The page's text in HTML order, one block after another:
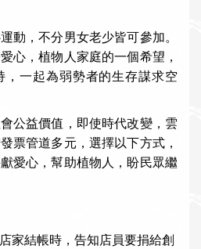
動，不分男女老少皆可參加。
心，植物人家庭的一個希望，
，一起為弱勢者的生存謀求空
公益價值，即使時代改變，雲
票管道多元，選擇以下方式，
愛心，幫助植物人，盼民眾繼
家結帳時，告知店員要捐給創